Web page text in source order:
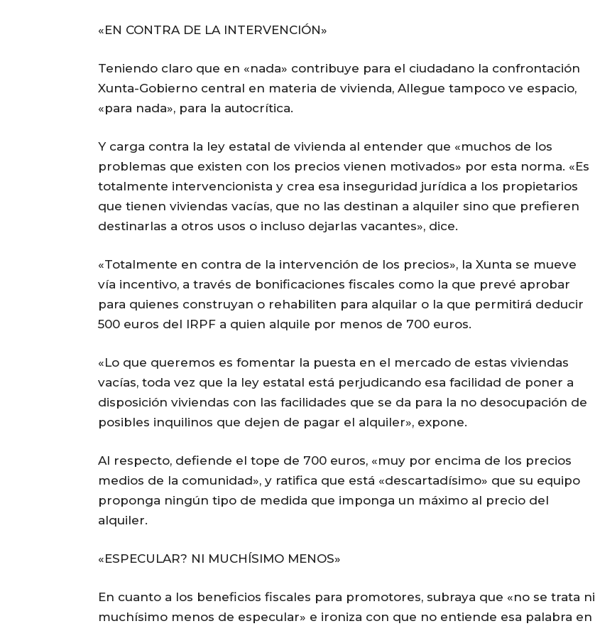
«EN CONTRA DE LA INTERVENCIÓN»
Teniendo claro que en «nada» contribuye para el ciudadano la confrontación
Xunta-Gobierno central en materia de vivienda, Allegue tampoco ve espacio,
«para nada», para la autocrítica.
Y carga contra la ley estatal de vivienda al entender que «muchos de los
problemas que existen con los precios vienen motivados» por esta norma. «Es
totalmente intervencionista y crea esa inseguridad jurídica a los propietarios
que tienen viviendas vacías, que no las destinan a alquiler sino que prefieren
destinarlas a otros usos o incluso dejarlas vacantes», dice.
«Totalmente en contra de la intervención de los precios», la Xunta se mueve
vía incentivo, a través de bonificaciones fiscales como la que prevé aprobar
para quienes construyan o rehabiliten para alquilar o la que permitirá deducir
500 euros del IRPF a quien alquile por menos de 700 euros.
«Lo que queremos es fomentar la puesta en el mercado de estas viviendas
vacías, toda vez que la ley estatal está perjudicando esa facilidad de poner a
disposición viviendas con las facilidades que se da para la no desocupación de
posibles inquilinos que dejen de pagar el alquiler», expone.
Al respecto, defiende el tope de 700 euros, «muy por encima de los precios
medios de la comunidad», y ratifica que está «descartadísimo» que su equipo
proponga ningún tipo de medida que imponga un máximo al precio del
alquiler.
«ESPECULAR? NI MUCHÍSIMO MENOS»
En cuanto a los beneficios fiscales para promotores, subraya que «no se trata ni
muchísimo menos de especular» e ironiza con que no entiende esa palabra en